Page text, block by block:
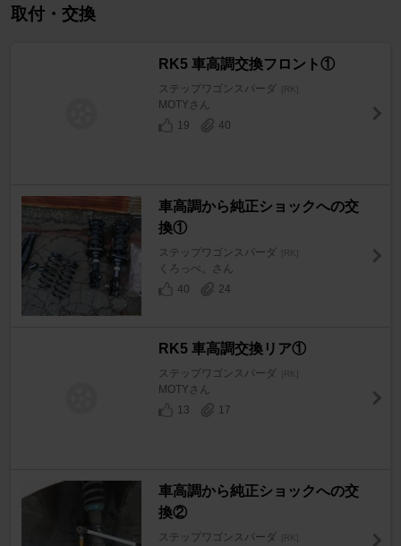
取付・交換
RK5 車高調交換フロント①
ステップワゴンスパーダ [RK]
MOTYさん
19
40
車高調から純正ショックへの交
換①
ステップワゴンスパーダ [RK]
くろっぺ。さん
40
24
RK5 車高調交換リア①
ステップワゴンスパーダ [RK]
MOTYさん
13
17
車高調から純正ショックへの交
換②
ステップワゴンスパーダ [RK]